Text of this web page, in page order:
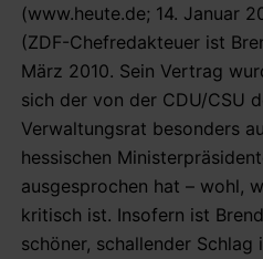
(www.heute.de; 14. Januar
(ZDF-Chefredakteuer ist
März 2010. Sein Vertrag
sich der von der CDU/CSU
Verwaltungsrat besonders
hessischen
ausgesprochen hat – wohl,
kritisch ist. Insofern ist
schöner, schallender Schlag